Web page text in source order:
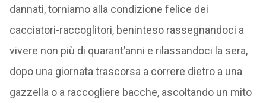
dannati, torniamo alla condizione felice dei
cacciatori-raccoglitori, beninteso rassegnandoci a
vivere non più di quarant’anni e rilassandoci la sera,
dopo una giornata trascorsa a correre dietro a una
gazzella o a raccogliere bacche, ascoltando un mito